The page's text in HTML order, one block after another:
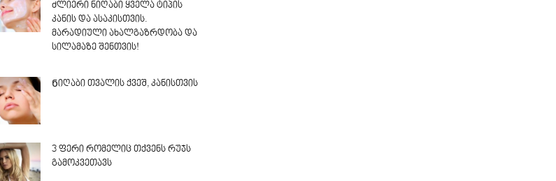
ძლიერი ნიღაბი ყველა ტიპის
კანის და ასაკისთვის.
მარადიული ახალგაზრდობა და
სილამაზე შენთვის!
Ნიღაბი თვალის ქვეშ, კანისთვის
3 ფერი რომელიც თქვენს რუჯს
გამოკვეთავს